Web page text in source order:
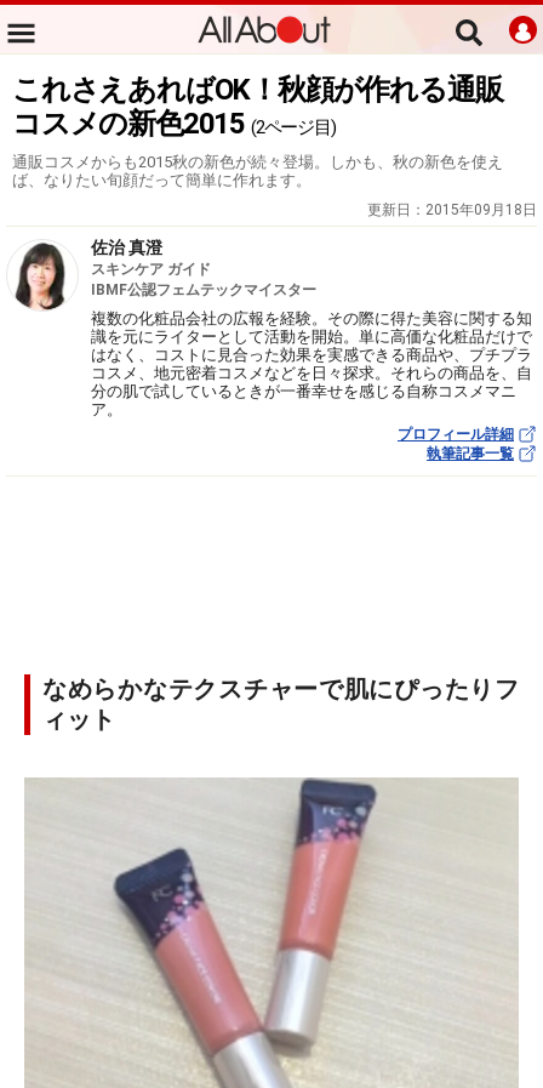
これさえあればOK！秋顔が作れる通販
コスメの新色2015 (2ページ目)
通販コスメからも2015秋の新色が続々登場。しかも、秋の新色を使え
ば、なりたい旬顔だって簡単に作れます。
更新日： 2015年09月18日
佐治 真澄
スキンケア ガイド
IBMF公認フェムテックマイスター
複数の化粧品会社の広報を経験。その際に得た美容に関する知
識を元にライターとして活動を開始。単に高価な化粧品だけで
はなく、コストに見合った効果を実感できる商品や、プチプラ
コスメ、地元密着コスメなどを日々探求。それらの商品を、自
分の肌で試しているときが一番幸せを感じる自称コスメマニ
ア。
プロフィール詳細
執筆記事一覧
なめらかなテクスチャーで肌にぴったりフ
ィット